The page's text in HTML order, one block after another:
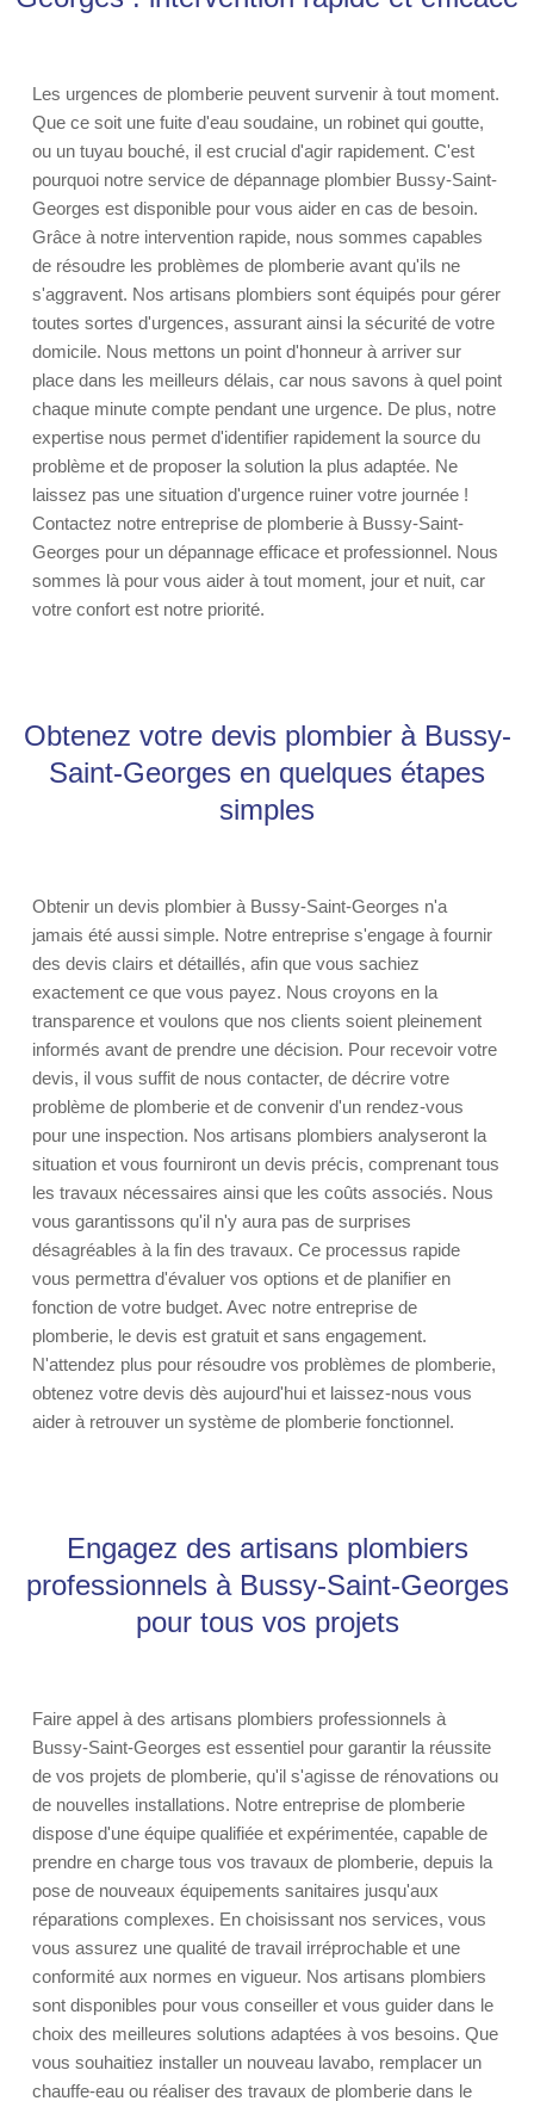
Les urgences de plomberie peuvent survenir à tout moment.
Que ce soit une fuite d'eau soudaine, un robinet qui goutte,
ou un tuyau bouché, il est crucial d'agir rapidement. C'est
pourquoi notre service de dépannage plombier Bussy-Saint-
Georges est disponible pour vous aider en cas de besoin.
Grâce à notre intervention rapide, nous sommes capables
de résoudre les problèmes de plomberie avant qu'ils ne
s'aggravent. Nos artisans plombiers sont équipés pour gérer
toutes sortes d'urgences, assurant ainsi la sécurité de votre
domicile. Nous mettons un point d'honneur à arriver sur
place dans les meilleurs délais, car nous savons à quel point
chaque minute compte pendant une urgence. De plus, notre
expertise nous permet d'identifier rapidement la source du
problème et de proposer la solution la plus adaptée. Ne
laissez pas une situation d'urgence ruiner votre journée !
Contactez notre entreprise de plomberie à Bussy-Saint-
Georges pour un dépannage efficace et professionnel. Nous
sommes là pour vous aider à tout moment, jour et nuit, car
votre confort est notre priorité.
Obtenez votre devis plombier à Bussy-
Saint-Georges en quelques étapes
simples
Obtenir un devis plombier à Bussy-Saint-Georges n'a
jamais été aussi simple. Notre entreprise s'engage à fournir
des devis clairs et détaillés, afin que vous sachiez
exactement ce que vous payez. Nous croyons en la
transparence et voulons que nos clients soient pleinement
informés avant de prendre une décision. Pour recevoir votre
devis, il vous suffit de nous contacter, de décrire votre
problème de plomberie et de convenir d'un rendez-vous
pour une inspection. Nos artisans plombiers analyseront la
situation et vous fourniront un devis précis, comprenant tous
les travaux nécessaires ainsi que les coûts associés. Nous
vous garantissons qu'il n'y aura pas de surprises
désagréables à la fin des travaux. Ce processus rapide
vous permettra d'évaluer vos options et de planifier en
fonction de votre budget. Avec notre entreprise de
plomberie, le devis est gratuit et sans engagement.
N'attendez plus pour résoudre vos problèmes de plomberie,
obtenez votre devis dès aujourd'hui et laissez-nous vous
aider à retrouver un système de plomberie fonctionnel.
Engagez des artisans plombiers
professionnels à Bussy-Saint-Georges
pour tous vos projets
Faire appel à des artisans plombiers professionnels à
Bussy-Saint-Georges est essentiel pour garantir la réussite
de vos projets de plomberie, qu'il s'agisse de rénovations ou
de nouvelles installations. Notre entreprise de plomberie
dispose d'une équipe qualifiée et expérimentée, capable de
prendre en charge tous vos travaux de plomberie, depuis la
pose de nouveaux équipements sanitaires jusqu'aux
réparations complexes. En choisissant nos services, vous
vous assurez une qualité de travail irréprochable et une
conformité aux normes en vigueur. Nos artisans plombiers
sont disponibles pour vous conseiller et vous guider dans le
choix des meilleures solutions adaptées à vos besoins. Que
vous souhaitiez installer un nouveau lavabo, remplacer un
chauffe-eau ou réaliser des travaux de plomberie dans le